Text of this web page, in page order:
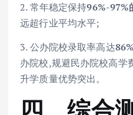
2. 常年稳定保持96%-97%
远超行业平均水平;
3. 公办院校录取率高达86%
办院校,规避民办院校高学
升学质量优势突出。